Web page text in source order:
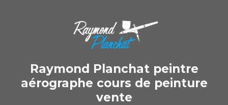
Raymond Planchat peintre
aérographe cours de peinture
vente